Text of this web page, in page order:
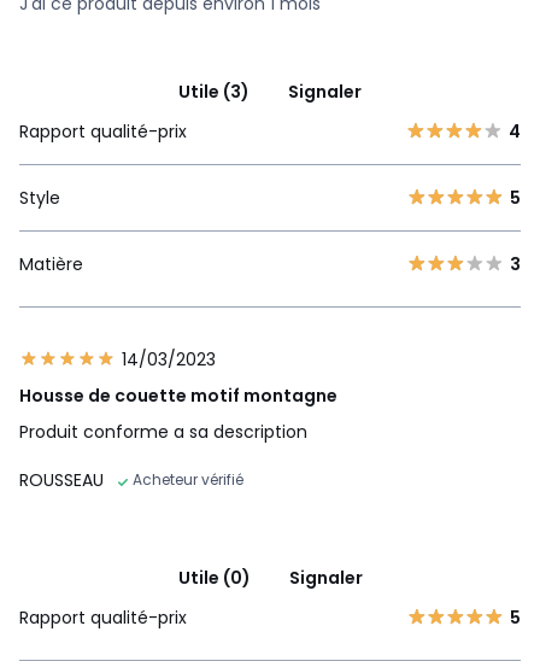
Utile (3)
Signaler
Rapport qualité-prix
4
Style 5
Matière 3
14/03/2023
Housse de couette motif montagne
Produit conforme a sa description
ROUSSEAU
Acheteur vérifié
Utile (0)
Signaler
Rapport qualité-prix
5